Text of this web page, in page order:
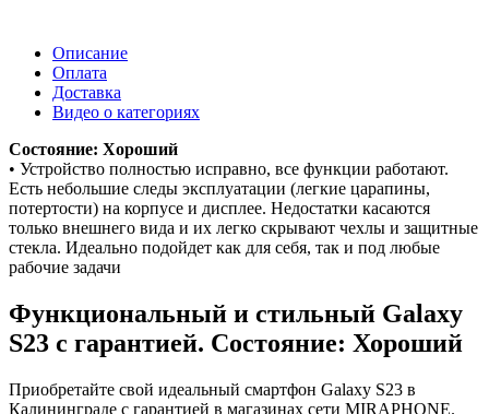
Описание
Оплата
Доставка
Видео о категориях
Состояние: Хороший
• Устройство полностью исправно, все функции работают.
Есть небольшие следы эксплуатации (легкие царапины,
потертости) на корпусе и дисплее. Недостатки касаются
только внешнего вида и их легко скрывают чехлы и защитные
стекла. Идеально подойдет как для себя, так и под любые
рабочие задачи
Функциональный и стильный Galaxy
S23 с гарантией. Состояние: Хороший
Приобретайте свой идеальный смартфон Galaxy S23 в
Калининграде с гарантией в магазинах сети MIRAPHONE.